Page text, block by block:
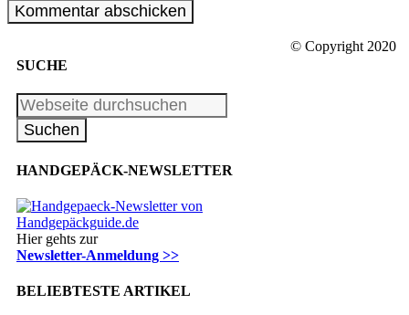
SUCHE
HANDGEPÄCK-NEWSLETTER
Hier gehts zur
Newsletter-Anmeldung >>
BELIEBTESTE ARTIKEL
© Copyright 2020